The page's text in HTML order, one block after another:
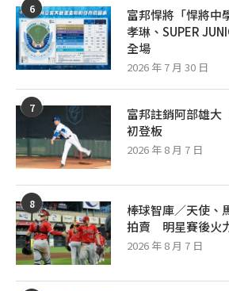
6
富邦悍將「悍將中
孝琳、SUPER
全場
2026 年 7 月 30 日
7
富邦註銷阿部雄
初登板
2026 年 8 月 7 日
8
棒球智庫／天使、
拍賣 明星賽後火
2026 年 8 月 7 日